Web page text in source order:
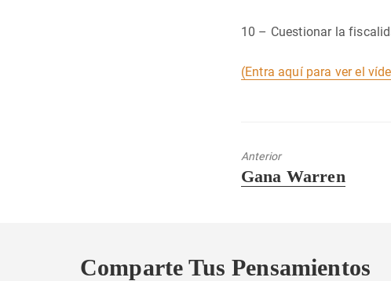
10 – Cuestionar la
(Entra aquí para ver el
Anterior
Entrada
Gana Warren
Comparte Tus Pensamientos